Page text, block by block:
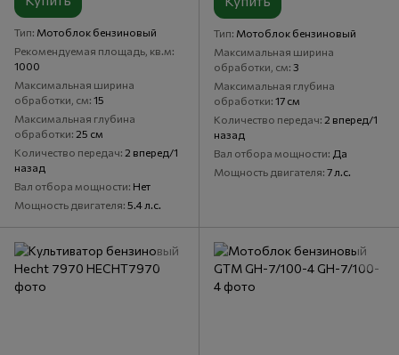
Тип Мотоблок бензиновый
Рекомендуемая площадь, кв.м
1000
Максимальная ширина
обработки, см 15
Максимальная глубина
обработки 25 см
Количество передач 2 вперед/1
назад
Вал отбора мощности Нет
Мощность двигателя 5.4 л.с.
Тип Мотоблок бензиновый
Максимальная ширина
обработки, см 3
Максимальная глубина
обработки 17 см
Количество передач 2 вперед/1
назад
Вал отбора мощности Да
Мощность двигателя 7 л.с.